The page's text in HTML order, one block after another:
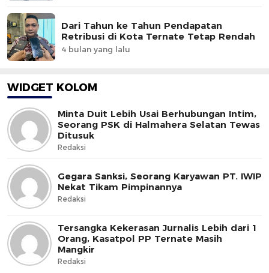
Dari Tahun ke Tahun Pendapatan
Retribusi di Kota Ternate Tetap Rendah
4 bulan yang lalu
WIDGET KOLOM
Minta Duit Lebih Usai Berhubungan Intim,
Seorang PSK di Halmahera Selatan Tewas
Ditusuk
Redaksi
Gegara Sanksi, Seorang Karyawan PT. IWIP
Nekat Tikam Pimpinannya
Redaksi
Tersangka Kekerasan Jurnalis Lebih dari 1
Orang, Kasatpol PP Ternate Masih
Mangkir
Redaksi